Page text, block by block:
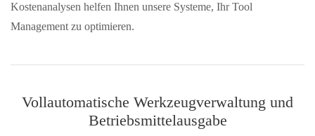
Kostenanalysen helfen Ihnen unsere Systeme, Ihr Tool
Management zu optimieren.
Vollautomatische Werkzeugverwaltung und
Betriebsmittelausgabe